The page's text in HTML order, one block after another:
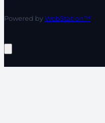
Powered byWebStation™